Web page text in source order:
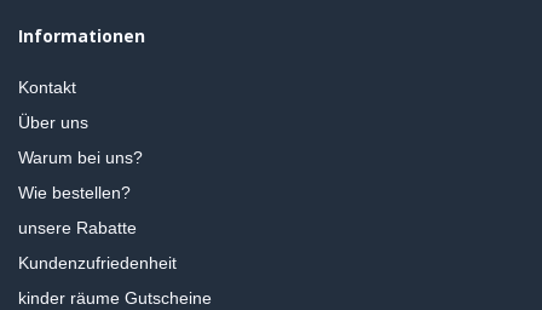
Informationen
Kontakt
Über uns
Warum bei uns?
Wie bestellen?
unsere Rabatte
Kundenzufriedenheit
kinder räume Gutscheine